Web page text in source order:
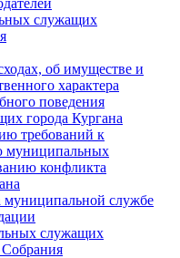
служащих
об имуществе и
характера
поведения
города Кургана
требований к
муниципальных
конфликта
муниципальной службе
служащих